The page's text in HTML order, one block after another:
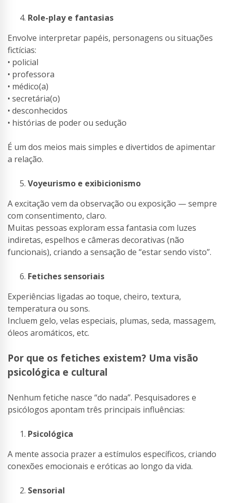
Role-play e fantasias
Envolve interpretar papéis, personagens ou situações
fictícias:
• policial
• professora
• médico(a)
• secretária(o)
• desconhecidos
• histórias de poder ou sedução
É um dos meios mais simples e divertidos de apimentar
a relação.
Voyeurismo e exibicionismo
A excitação vem da observação ou exposição — sempre
com consentimento, claro.
Muitas pessoas exploram essa fantasia com luzes
indiretas, espelhos e câmeras decorativas (não
funcionais), criando a sensação de “estar sendo visto”.
Fetiches sensoriais
Experiências ligadas ao toque, cheiro, textura,
temperatura ou sons.
Incluem gelo, velas especiais, plumas, seda, massagem,
óleos aromáticos, etc.
Por que os fetiches existem? Uma visão
psicológica e cultural
Nenhum fetiche nasce “do nada”. Pesquisadores e
psicólogos apontam três principais influências:
Psicológica
A mente associa prazer a estímulos específicos, criando
conexões emocionais e eróticas ao longo da vida.
Sensorial